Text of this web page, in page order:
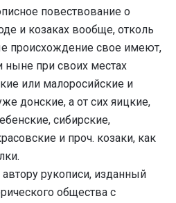
повествование о
и козаках вообще, отколь
происхождение свое имеют,
ныне при своих местах
или малоросийские и
донские, а от сих яицкие,
сибирские,
и проч. козаки, как
рукописи, изданный
общества с